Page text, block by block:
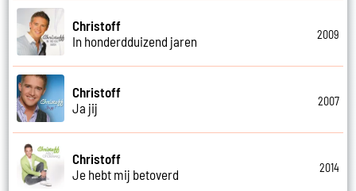
Christoff
In honderdduizend jaren
2009
Christoff
Ja jij
2007
Christoff
Je hebt mij betoverd
2014